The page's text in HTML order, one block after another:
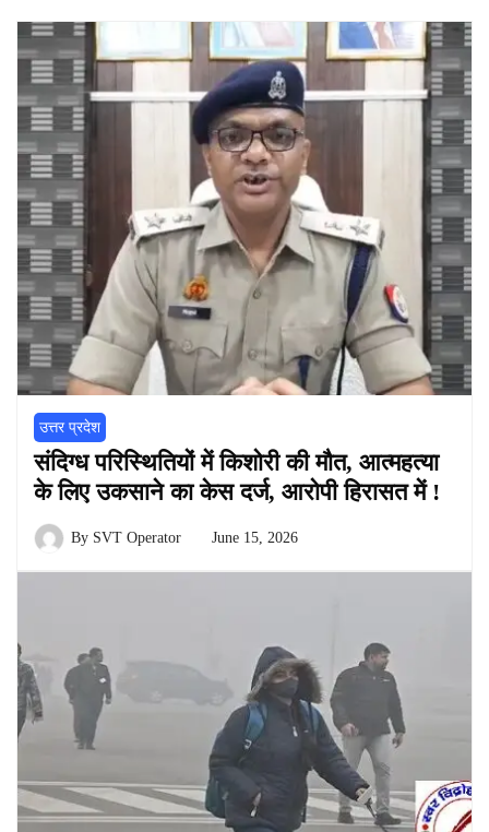
उत्तर प्रदेश
संदिग्ध परिस्थितियों में किशोरी की मौत, आत्महत्या
के लिए उकसाने का केस दर्ज, आरोपी हिरासत में !
By SVT Operator June 15, 2026